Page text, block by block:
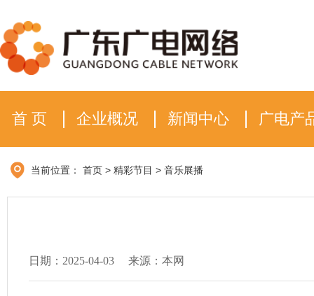
首 页 企业概况 新闻中心 广电产
当前位置： 首页 > 精彩节目 > 音乐展播
日期：2025-04-03 来源：本网